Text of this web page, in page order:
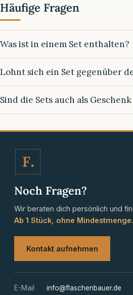
Häufige Fragen
Was ist in einem Set enthalten?
Lohnt sich ein Set gegenüber
Sind die Sets auch als
F
Noch Fragen?
Wir beraten dich persönlich und
Ab 1 Stück, ohne Mindestmenge.
Kontakt aufnehmen
E-Mail info@flaschenbauer.de